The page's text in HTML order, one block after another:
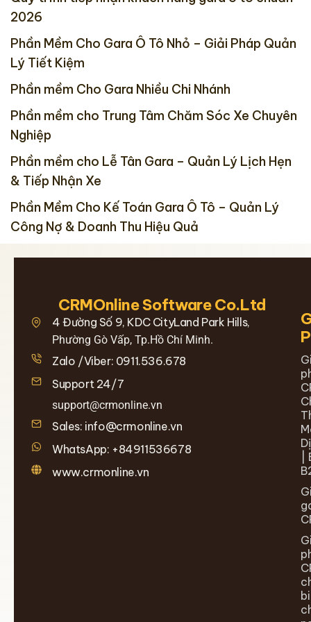
2026
Phần Mềm Cho Gara Ô Tô Nhỏ – Giải Pháp Quản
Lý Tiết Kiệm
Phần mềm Cho Gara Nhiều Chi Nhánh
Phần mềm cho Trung Tâm Chăm Sóc Xe Chuyên
Nghiệp
Phần mềm cho Lễ Tân Gara – Quản Lý Lịch Hẹn
& Tiếp Nhận Xe
Phần Mềm Cho Kế Toán Gara Ô Tô – Quản Lý
Công Nợ & Doanh Thu Hiệu Quả
CRMOnline Software Co.Ltd
4 Đường Số 9, KDC CityLand Park Hills,
Phường Gò Vấp, Tp.Hồ Chí Minh.
Zalo /Viber: 0911.536.678
Support 24/7
support@crmonline.vn
Sales: info@crmonline.vn
WhatsApp: +84911536678
www.crmonline.vn